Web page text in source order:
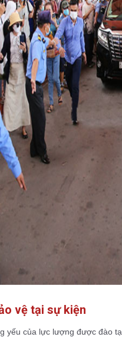
vệ tại sự kiện
yếu của lực lượng được đào